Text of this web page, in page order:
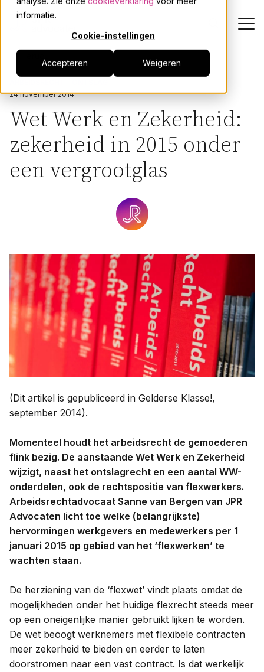
informatie.
Cookie-instellingen
Accepteren Weigeren
Dienstverlening
Actueel
Over JPR
Contact
24 november 2014
Wet Werk en Zekerheid:
zekerheid in 2015 onder
een vergrootglas
(Dit artikel is gepubliceerd in Gelderse Klasse!,
september 2014).
Momenteel houdt het arbeidsrecht de gemoederen
flink bezig. De aanstaande Wet Werk en Zekerheid
wijzigt, naast het ontslagrecht en een aantal WW-
onderdelen, ook de rechtspositie van flexwerkers.
Arbeidsrechtadvocaat Sanne van Bergen van JPR
Advocaten licht toe welke (belangrijkste)
hervormingen werkgevers en medewerkers per 1
januari 2015 op gebied van het ‘flexwerken’ te
wachten staan.
De herziening van de ‘flexwet’ vindt plaats omdat de
mogelijkheden onder het huidige flexrecht steeds meer
op een oneigenlijke manier gebruikt lijken te worden.
De wet beoogt werknemers met flexibele contracten
meer zekerheid te bieden en eerder te laten
doorstromen naar een vast contract. Is dat werkelijk